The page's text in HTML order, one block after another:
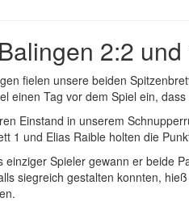
2:2 und
fielen unsere beiden
einen Tag vor dem Spiel ein,
Einstand in unserem
1 und Elias Raible holten die
Spieler gewann er beide
siegreich gestalten konnten,